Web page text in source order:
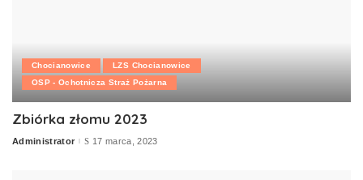
Chocianowice
LZS Chocianowice
OSP - Ochotnicza Straż Pożarna
Zbiórka złomu 2023
Posted
Administrator 17 marca, 2023